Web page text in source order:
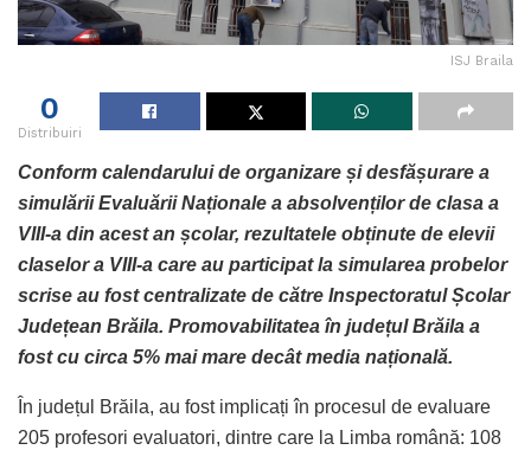
ISJ Braila
0
Distribuiri
Conform calendarului de organizare și desfășurare a
simulării Evaluării Naționale a absolvenților de clasa a
VIII-a din acest an școlar, rezultatele obținute de elevii
claselor a VIII-a care au participat la simularea probelor
scrise au fost centralizate de către Inspectoratul Școlar
Județean Brăila. Promovabilitatea în județul Brăila a
fost cu circa 5% mai mare decât media națională.
În județul Brăila, au fost implicați în procesul de evaluare
205 profesori evaluatori, dintre care la Limba română: 108